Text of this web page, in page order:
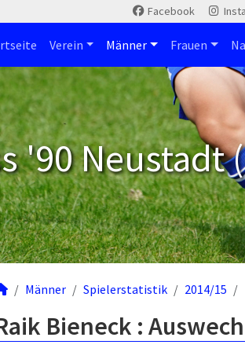
Facebook
Verein Männer Frauen
'90 Neustadt
Männer Spielerstatistik 2014/15
Bieneck :